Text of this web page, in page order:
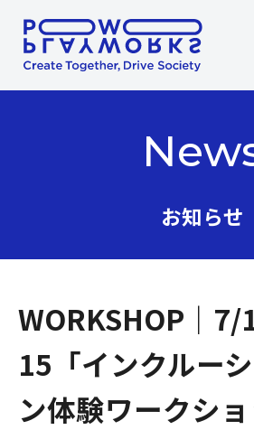
お知らせ
WORKSHOP｜7/
15「インクルー
ン体験ワークシ